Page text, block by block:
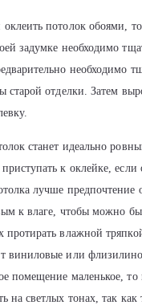
потолок обоями,
задумке необходимо
необходимо
старой отделки. Затем
станет идеально
к оклейке, если
лучше предпочтение
к влаге, чтобы можно
протирать влажной
виниловые или
помещение маленькое, то
на светлых тонах, так как